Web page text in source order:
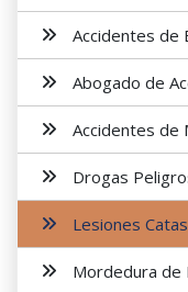
Accidentes de
Abogado de
Accidentes de
Drogas
Lesiones
Mordedura de